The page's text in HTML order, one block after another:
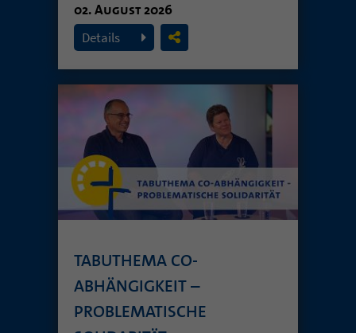
02. August 2026
Details
TABUTHEMA CO-
ABHÄNGIGKEIT –
PROBLEMATISCHE